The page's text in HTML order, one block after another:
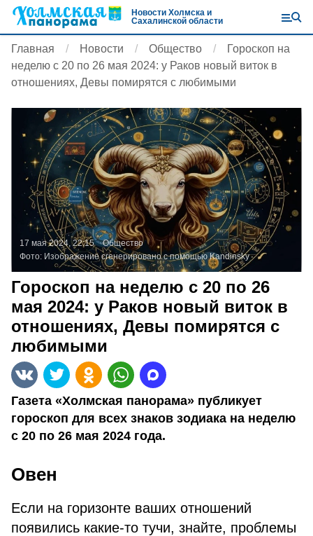
Новости Холмска и
Сахалинской области
Главная Новости Общество
Гороскоп на
неделю с 20 по 26 мая 2024: у Раков новый виток в
отношениях, Девы помирятся с любимыми
17 мая 2024, 22:15
Общество
Фото: Изображение сгенерировано с помощью Kandinsky
Гороскоп на неделю с 20 по 26
мая 2024: у Раков новый виток в
отношениях, Девы помирятся с
любимыми
Газета «Холмская панорама» публикует
гороскоп для всех знаков зодиака на неделю
с 20 по 26 мая 2024 года.
Овен
Если на горизонте ваших отношений
появились какие-то тучи, знайте, проблемы